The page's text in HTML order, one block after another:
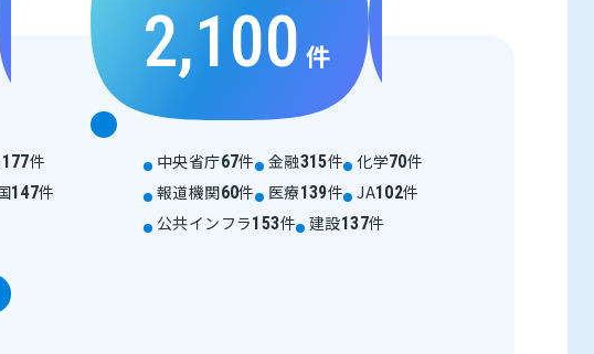
177件
147件
2,100 件
中央省庁67件 金融315件 化学70件
報道機関60件 医療139件 JA102件
公共インフラ153件 建設137件